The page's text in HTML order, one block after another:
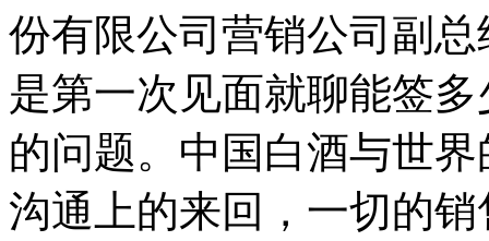
份有限公司营销公司副
是第一次见面就聊能签
的问题。中国白酒与世
沟通上的来回，一切的